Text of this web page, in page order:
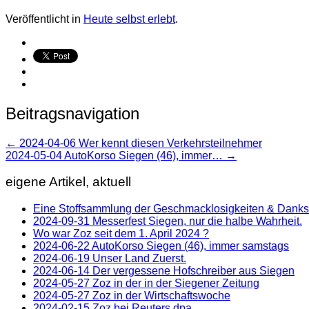
Veröffentlicht in Heute selbst erlebt.
Beitragsnavigation
← 2024-04-06 Wer kennt diesen Verkehrsteilnehmer
2024-05-04 AutoKorso Siegen (46), immer… →
eigene Artikel, aktuell
Eine Stoffsammlung der Geschmacklosigkeiten &
2024-09-31 Messerfest Siegen, nur die halbe Wahrheit.
Wo war Zoz seit dem 1. April 2024 ?
2024-06-22 AutoKorso Siegen (46), immer samstags
2024-06-19 Unser Land Zuerst.
2024-06-14 Der vergessene Hofschreiber aus Siegen
2024-05-27 Zoz in der in der Siegener Zeitung
2024-05-27 Zoz in der Wirtschaftswoche